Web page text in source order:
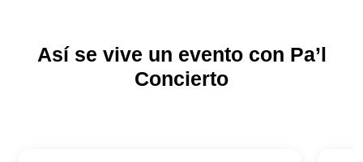
Así se vive un evento con Pa’l
Concierto